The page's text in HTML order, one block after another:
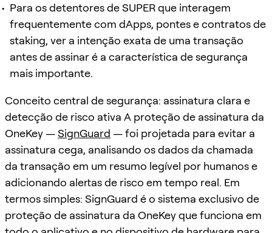
Para os detentores de SUPER que interagem
frequentemente com dApps, pontes e contratos de
staking, ver a intenção exata de uma transação
antes de assinar é a característica de segurança
mais importante.
Conceito central de segurança: assinatura clara e
detecção de risco ativa A proteção de assinatura da
OneKey —SignGuard — foi projetada para evitar a
assinatura cega, analisando os dados da chamada
da transação em um resumo legível por humanos e
adicionando alertas de risco em tempo real. Em
termos simples: SignGuard é o sistema exclusivo de
proteção de assinatura da OneKey que funciona em